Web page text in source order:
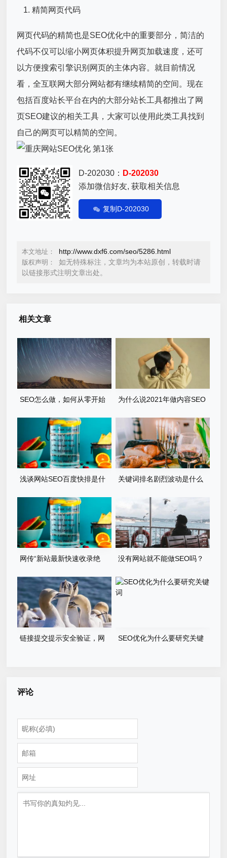
精简网页代码
网页代码的精简也是SEO优化中的重要部分，简洁的
代码不仅可以缩小网页体积提升网页加载速度，还可
以方便搜索引擎识别网页的主体内容。就目前情况
看，全互联网大部分网站都有继续精简的空间。现在
包括百度站长平台在内的大部分站长工具都推出了网
页SEO建议的相关工具，大家可以使用此类工具找到
自己的网页可以精简的空间。
D-202030： D-202030
添加微信好友, 获取相关信息
复制D-202030
本文地址： http://www.dxf6.com/seo/5286.html
版权声明：
如无特殊标注，文章均为本站原创，转载时请
以链接形式注明文章出处。
相关文章
SEO怎么做，如何从零开始
为什么说2021年做内容SEO
浅谈网站SEO百度快排是什
关键词排名剧烈波动是什么
网传“新站最新快速收录绝
没有网站就不能做SEO吗？
链接提交提示安全验证，网
SEO优化为什么要研究关键
评论